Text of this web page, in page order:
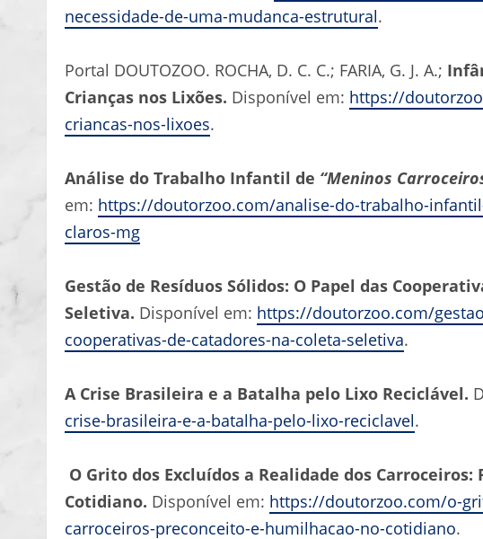
necessidade-de-uma-mudanca-estrutural.
Portal DOUTOZOO. ROCHA, D. C. C.; FARIA, G. J. A.;
Crianças nos Lixões. Disponível em: https://
criancas-nos-lixoes.
Análise do Trabalho Infantil de “Meninos
em: https://doutorzoo.com/analise-do-trabalho-
claros-mg
Gestão de Resíduos Sólidos: O Papel das
Seletiva. Disponível em: https://doutorzoo.com/
cooperativas-de-catadores-na-coleta-seletiva.
A Crise Brasileira e a Batalha pelo Lixo Reciclável.
crise-brasileira-e-a-batalha-pelo-lixo-reciclavel.
O Grito dos Excluídos a Realidade dos
Cotidiano. Disponível em: https://doutorzoo.com/o-
carroceiros-preconceito-e-humilhacao-no-cotidiano.